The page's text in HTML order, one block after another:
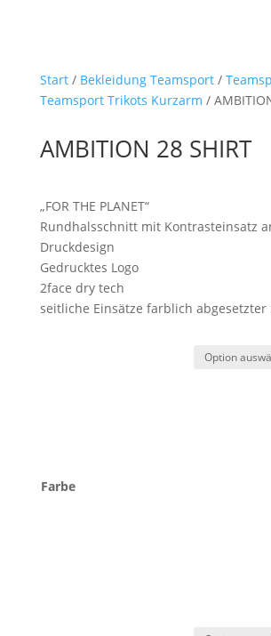
Start/ Bekleidung Teamsport/
Teamsport Trikots Kurzarm /
AMBITION 28 SHIRT
„FOR THE PLANET“
Rundhalsschnitt mit Kontrasteinsatz
Druckdesign
Gedrucktes Logo
2face dry tech
seitliche Einsätze farblich abgesetzter
Farbe